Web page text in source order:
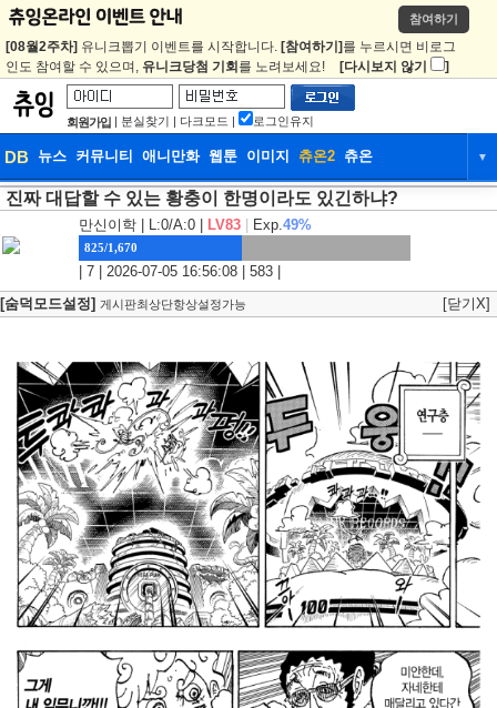
참여하기
[08월2주차] 유니크뽑기 이벤트를 시작합니다. [참여하기] 를 누르시면 비로그
인도 참여할 수 있으며, 유니크당첨 기회 를 노려보세요! [다시보지 않기 ]
회원가입 | 분실찾기 | 다크모드 | 로그인유지
DB 뉴스 커뮤니티 애니만화 웹툰 이미지 츄온2 츄온 ▼
DB 뉴스 커뮤니티
웹툰 이미지 츄온2
진짜 대답할 수 있는 황충이 한명이라도 있긴하냐?
만신이학 | L:0/A:0 | LV83 Exp.49%
825/1,670
| 7 | 2026-07-05 16:56:08 | 583 |
[숨덕모드설정] 게시판최상단항상설정가능 [닫기X]